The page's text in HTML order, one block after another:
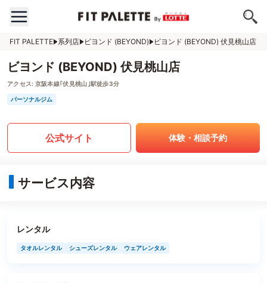
FIT PALETTE 系列店 ビヨンド (BEYOND) ビヨンド (BEYOND) 伏見桃山店
ビヨンド (BEYOND) 伏見桃山店
アクセス: 京阪本線｢伏見桃山｣駅徒歩3分
パーソナルジム
公式サイト 体験・相談予約
サービス内容
レンタル
タオルレンタル シューズレンタル ウェアレンタル